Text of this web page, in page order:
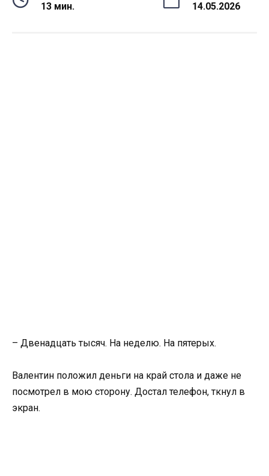
13 мин. 14.05.2026
– Двенадцать тысяч. На неделю. На пятерых.
Валентин положил деньги на край стола и даже не
посмотрел в мою сторону. Достал телефон, ткнул в
экран.